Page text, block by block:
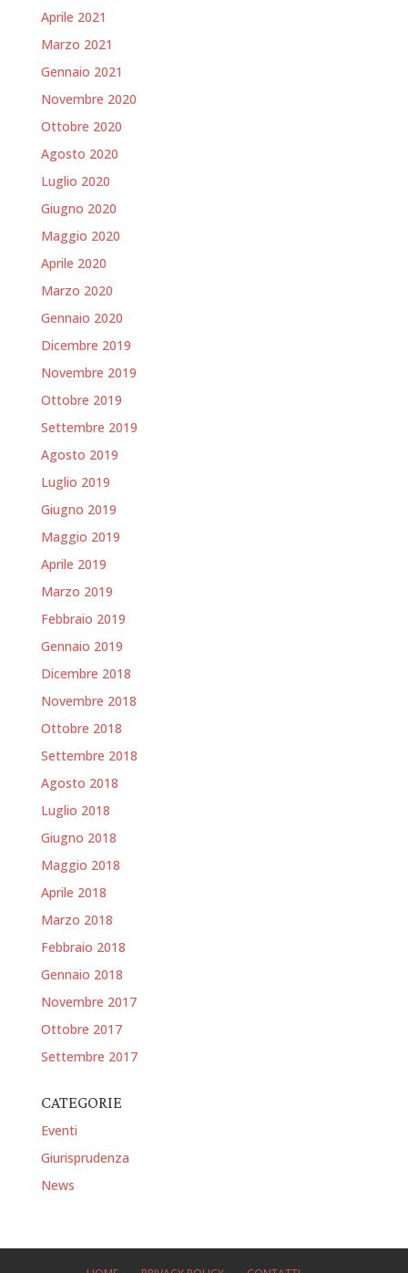
Aprile 2021
Marzo 2021
Gennaio 2021
Novembre 2020
Ottobre 2020
Agosto 2020
Luglio 2020
Giugno 2020
Maggio 2020
Aprile 2020
Marzo 2020
Gennaio 2020
Dicembre 2019
Novembre 2019
Ottobre 2019
Settembre 2019
Agosto 2019
Luglio 2019
Giugno 2019
Maggio 2019
Aprile 2019
Marzo 2019
Febbraio 2019
Gennaio 2019
Dicembre 2018
Novembre 2018
Ottobre 2018
Settembre 2018
Agosto 2018
Luglio 2018
Giugno 2018
Maggio 2018
Aprile 2018
Marzo 2018
Febbraio 2018
Gennaio 2018
Novembre 2017
Ottobre 2017
Settembre 2017
CATEGORIE
Eventi
Giurisprudenza
News